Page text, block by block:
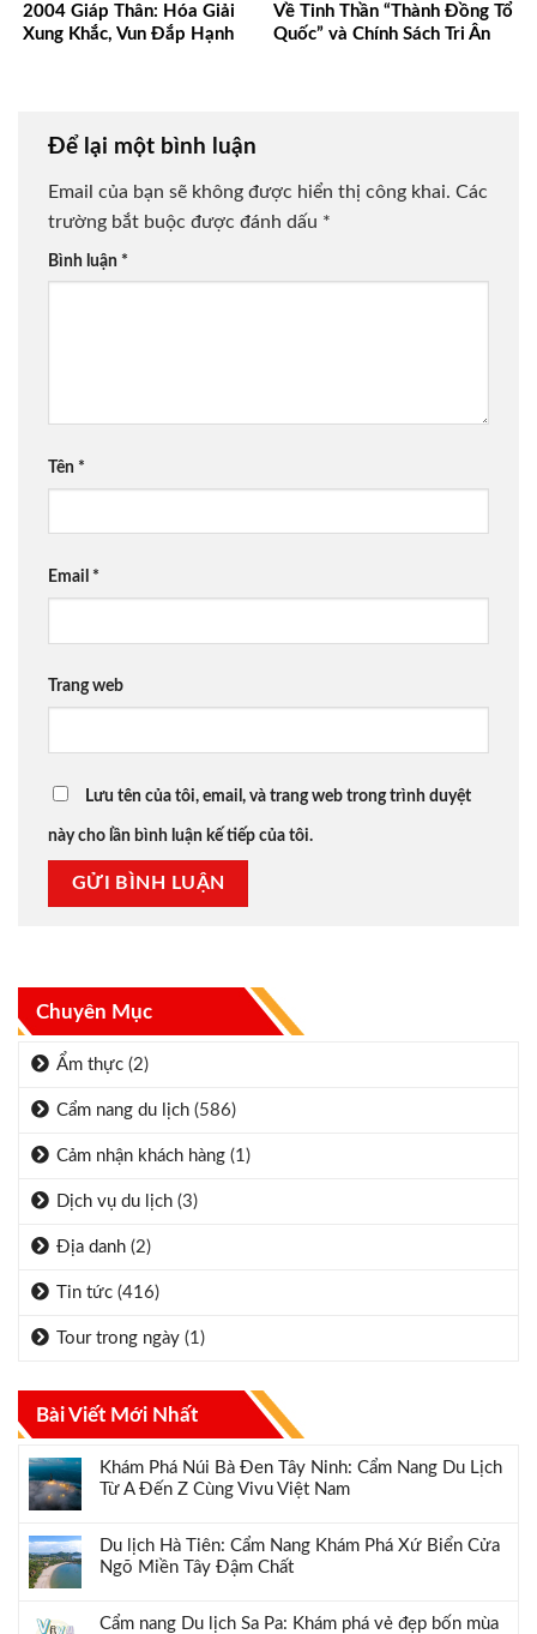
Chuyên Mục
Ẩm thực (2)
Cẩm nang du lịch (586)
Cảm nhận khách hàng (1)
Dịch vụ du lịch (3)
Địa danh (2)
Tin tức (416)
Tour trong ngày (1)
Bài Viết Mới Nhất
Khám Phá Núi Bà Đen Tây Ninh: Cẩm Nang Du Lịch
Từ A Đến Z Cùng Vivu Việt Nam
Du lịch Hà Tiên: Cẩm Nang Khám Phá Xứ Biển Cửa
Ngõ Miền Tây Đậm Chất
Cẩm nang Du lịch Sa Pa: Khám phá vẻ đẹp bốn mùa
2004 Giáp Thân: Hóa Giải
Xung Khắc, Vun Đắp Hạnh
Về Tinh Thần “Thành Đồng Tổ
Quốc” và Chính Sách Tri Ân
Để lại một bình luận
Email của bạn sẽ không được hiển thị công khai. Các
trường bắt buộc được đánh dấu *
Bình luận *
Tên *
Email *
Trang web
Lưu tên của tôi, email, và trang web trong trình duyệt
này cho lần bình luận kế tiếp của tôi.